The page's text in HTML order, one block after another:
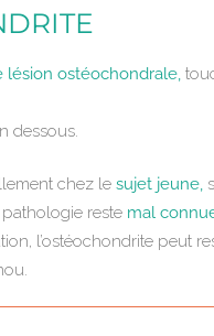
lésion ostéochondrale,
dessous.
chez le sujet jeune,
pathologie reste mal
l’ostéochondrite peut